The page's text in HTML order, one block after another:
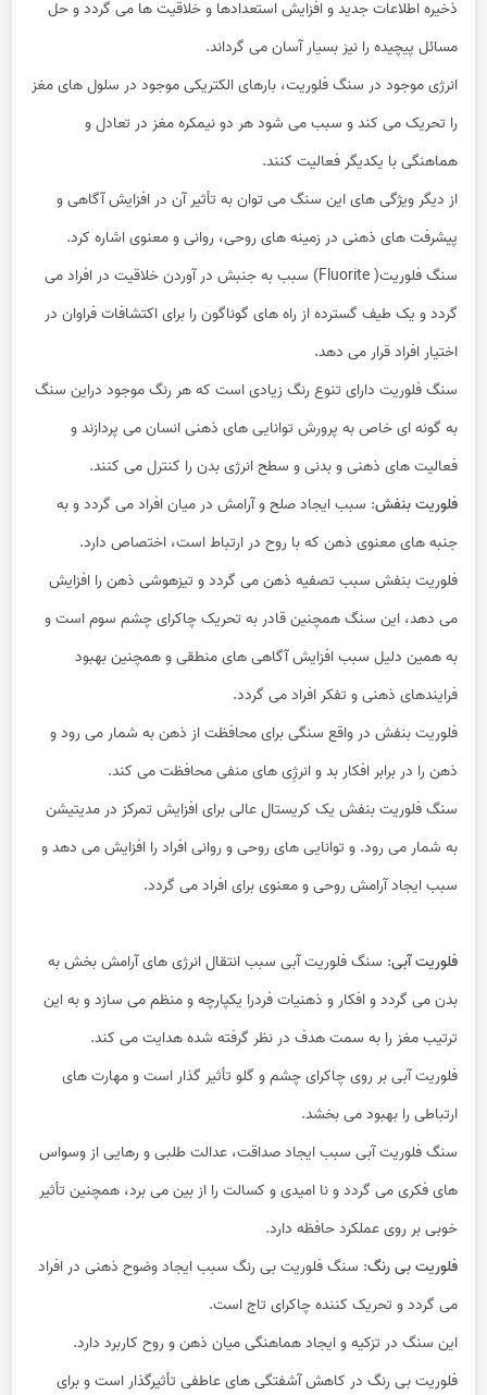
ذخیره اطلاعات جدید و افزایش استعدادها و خلاقیت ها می گردد و حل
مسائل پیچیده را نیز بسیار آسان می گرداند.
انرژی موجود در سنگ فلوریت، بارهای الکتریکی موجود در سلول های مغز
را تحریک می کند و سبب می شود هر دو نیمکره مغز در تعادل و
هماهنگی با یکدیگر فعالیت کنند.
از دیگر ویژگی های این سنگ می توان به تأثیر آن در افزایش آگاهی و
پیشرفت های ذهنی در زمینه های روحی، روانی و معنوی اشاره کرد.
سنگ فلوریت( Fluorite) سبب به جنبش در آوردن خلاقیت در افراد می
گردد و یک طیف گسترده از راه های گوناگون را برای اکتشافات فراوان در
اختیار افراد قرار می دهد.
سنگ فلوریت دارای تنوع رنگ زیادی است که هر رنگ موجود دراین سنگ
به گونه ای خاص به پرورش توانایی های ذهنی انسان می پردازند و
فعالیت های ذهنی و بدنی و سطح انرژی بدن را کنترل می کنند.
فلوریت بنفش: سبب ایجاد صلح و آرامش در میان افراد می گردد و به
جنبه های معنوی ذهن که با روح در ارتباط است، اختصاص دارد.
فلوریت بنفش سبب تصفیه ذهن می گردد و تیزهوشی ذهن را افزایش
می دهد، این سنگ همچنین قادر به تحریک چاکرای چشم سوم است و
به همین دلیل سبب افزایش آگاهی های منطقی و همچنین بهبود
فرایندهای ذهنی و تفکر افراد می گردد.
فلوریت بنفش در واقع سنگی برای محافظت از ذهن به شمار می رود و
ذهن را در برابر افکار بد و انرژِی های منفی محافظت می کند.
سنگ فلوریت بنفش یک کریستال عالی برای افزایش تمرکز در مدیتیشن
به شمار می رود. و توانایی های روحی و روانی افراد را افزایش می دهد و
سبب ایجاد آرامش روحی و معنوی برای افراد می گردد.
فلوریت آبی: سنگ فلوریت آبی سبب انتقال انرژی های آرامش بخش به
بدن می گردد و افکار و ذهنیات فردرا یکپارچه و منظم می سازد و به این
ترتیب مغز را به سمت هدف در نظر گرفته شده هدایت می کند.
فلوریت آبی بر روی چاکرای چشم و گلو تأثیر گذار است و مهارت های
ارتباطی را بهبود می بخشد.
سنگ فلوریت آبی سبب ایجاد صداقت، عدالت طلبی و رهایی از وسواس
های فکری می گردد و نا امیدی و کسالت را از بین می برد، همچنین تأثیر
خوبی بر روی عملکرد حافظه دارد.
فلوریت بی رنگ: سنگ فلوریت بی رنگ سبب ایجاد وضوح ذهنی در افراد
می گردد و تحریک کننده چاکرای تاج است.
این سنگ در تزکیه و ایجاد هماهنگی میان ذهن و روح کاربرد دارد.
فلوریت بی رنگ در کاهش آشفتگی های عاطفی تأثیرگذار است و برای